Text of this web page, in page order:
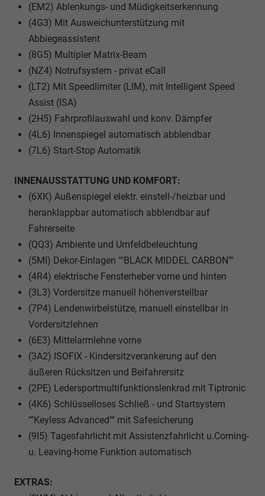
(EM2) Ablenkungs- und Müdigkeitserkennung
(4G3) Mit Ausweichunterstützung mit
Abbiegeassistent
(8G5) Multipler Matrix-Beam
(NZ4) Notrufsystem - privat eCall
(LT2) Mit Speedlimiter (LIM), mit Intelligent Speed
Assist (ISA)
(2H5) Fahrprofilauswahl und konv. Dämpfer
(4L6) Innenspiegel automatisch abblendbar
(7L6) Start-Stop Automatik
INNENAUSSTATTUNG UND KOMFORT:
(6XK) Außenspiegel elektr. einstell-/heizbar und
heranklappbar automatisch abblendbar auf
Fahrerseite
(QQ3) Ambiente und Umfeldbeleuchtung
(5MI) Dekor-Einlagen ""BLACK MIDDEL CARBON""
(4R4) elektrische Fensterheber vorne und hinten
(3L3) Vordersitze manuell höhenverstellbar
(7P4) Lendenwirbelstütze, manuell einstellbar in
Vordersitzlehnen
(6E3) Mittelarmlehne vorne
(3A2) ISOFIX - Kindersitzverankerung auf den
äußeren Rücksitzen und Beifahrersitz
(2PE) Ledersportmultifunktionslenkrad mit Tiptronic
(4K6) Schlüsselloses Schließ - und Startsystem
""Keyless Advanced"" mit Safesicherung
(9I5) Tagesfahrlicht mit Assistenzfahrlicht u.Coming-
u. Leaving-home Funktion automatisch
EXTRAS: